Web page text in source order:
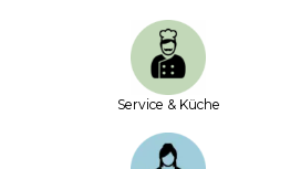
Service & Küche